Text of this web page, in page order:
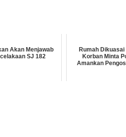
Akan Menjawab
SJ 182
Rumah Dikuasai
Korban Minta
Amankan